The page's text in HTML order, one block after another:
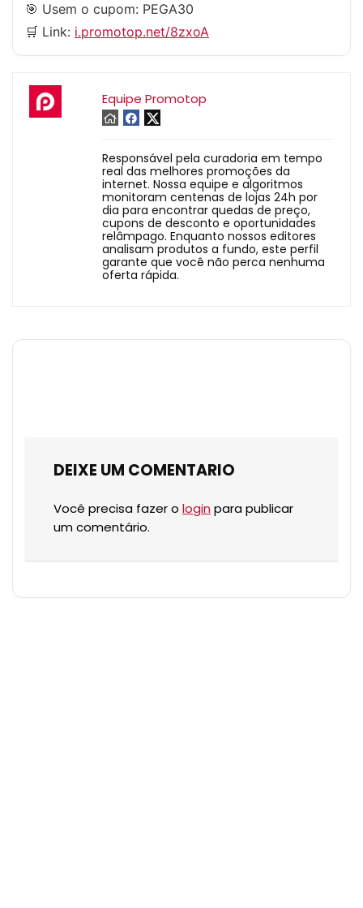
🎯 Usem o cupom: PEGA30
🛒 Link: i.promotop.net/8zxoA
Equipe Promotop
Responsável pela curadoria em tempo
real das melhores promoções da
internet. Nossa equipe e algoritmos
monitoram centenas de lojas 24h por
dia para encontrar quedas de preço,
cupons de desconto e oportunidades
relâmpago. Enquanto nossos editores
analisam produtos a fundo, este perfil
garante que você não perca nenhuma
oferta rápida.
DEIXE UM COMENTARIO
Você precisa fazer o login para publicar
um comentário.